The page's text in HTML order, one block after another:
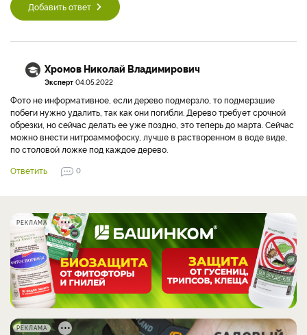
Добавить ответ
Хромов Николай Владимирович
Эксперт 04.05.2022
Фото не информативное, если дерево подмерзло, то подмерзшие
побеги нужно удалить, так как они погибли. Дерево требует срочной
обрезки, но сейчас делать ее уже поздно, это теперь до марта. Сейчас
можно внести нитроаммофоску, лучше в растворенном в воде виде,
по столовой ложке под каждое дерево.
Ответить
0
РЕКЛАМА
РЕКЛАМА